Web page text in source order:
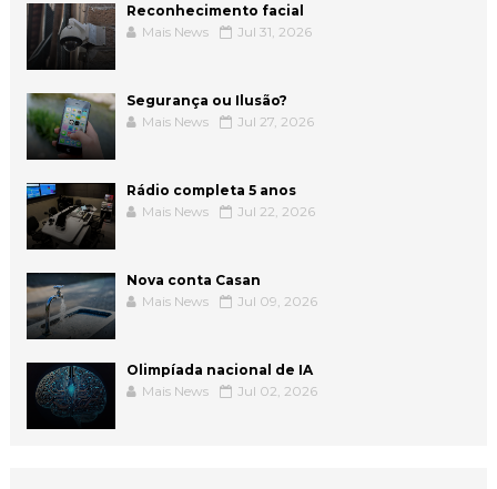
Reconhecimento facial
Mais News
Jul 31, 2026
Segurança ou Ilusão?
Mais News
Jul 27, 2026
Rádio completa 5 anos
Mais News
Jul 22, 2026
Nova conta Casan
Mais News
Jul 09, 2026
Olimpíada nacional de IA
Mais News
Jul 02, 2026